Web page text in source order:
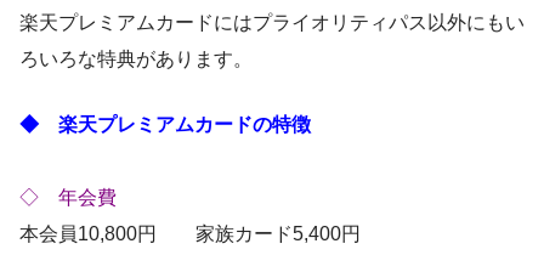
楽天プレミアムカードにはプライオリティパス以外にもい
ろいろな特典があります。
◆ 楽天プレミアムカードの特徴
◇ 年会費
本会員10,800円 家族カード5,400円